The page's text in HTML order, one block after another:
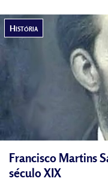
Francisco Martins
século XIX
História